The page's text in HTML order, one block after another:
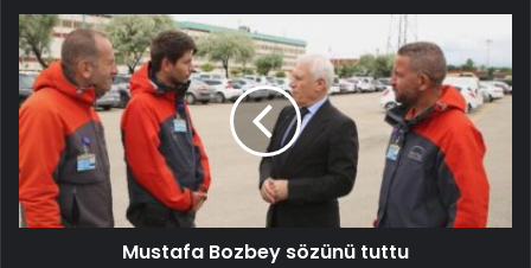
Mustafa Bozbey sözünü tuttu